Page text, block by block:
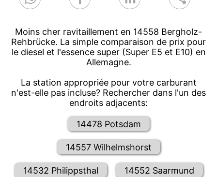
Moins cher ravitaillement en 14558 Bergholz-
Rehbrücke. La simple comparaison de prix pour
le diesel et l'essence super (Super E5 et E10) en
Allemagne.
La station appropriée pour votre carburant
n'est-elle pas incluse? Rechercher dans l'un des
endroits adjacents:
14478 Potsdam
14557 Wilhelmshorst
14532 Philippsthal 14552 Saarmund